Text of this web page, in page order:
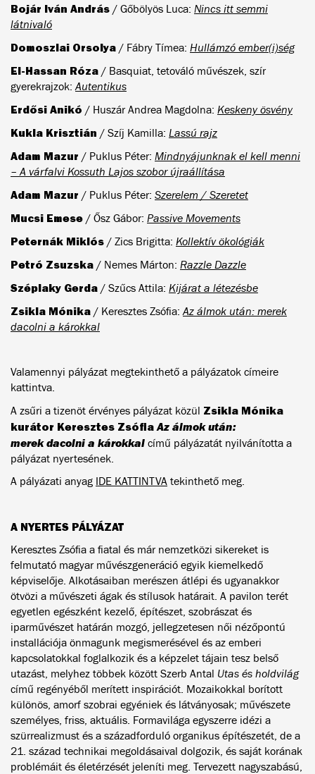
Bojár Iván András / Gőbölyös Luca: Nincs itt semmi
látnivaló
Domoszlai Orsolya / Fábry Tímea: Hullámzó ember(i)ség
El-Hassan Róza / Basquiat, tetováló művészek, szír
gyerekrajzok:Autentikus
Erdősi Anikó / Huszár Andrea Magdolna: Keskeny ösvény
Kukla Krisztián / Szíj Kamilla: Lassú rajz
Adam Mazur / Puklus Péter: Mindnyájunknak el kell menni
– A várfalvi Kossuth Lajos szobor újraállítása
Adam Mazur / Puklus Péter: Szerelem / Szeretet
Mucsi Emese / Ősz Gábor: Passive Movements
Peternák Miklós / Zics Brigitta: Kollektív ökológiák
Petró Zsuzska / Nemes Márton: Razzle Dazzle
Széplaky Gerda / Szűcs Attila: Kijárat a létezésbe
Zsikla Mónika / Keresztes Zsófia:Az álmok után: merek
dacolni a károkkal
Valamennyi pályázat megtekinthető a pályázatok címeire
kattintva.
A zsűri a tizenöt érvényes pályázat közül Zsikla Mónika
kurátor Keresztes Zsófia Az álmok után:
merek dacolni a károkkal című pályázatát nyilvánította a
pályázat nyertesének.
A pályázati anyag IDE KATTINTVA tekinthető meg.
A NYERTES PÁLYÁZAT
Keresztes Zsófia a fiatal és már nemzetközi sikereket is
felmutató magyar művészgeneráció egyik kiemelkedő
képviselője. Alkotásaiban merészen átlépi és ugyanakkor
ötvözi a művészeti ágak és stílusok határait. A pavilon terét
egyetlen egészként kezelő, építészet, szobrászat és
iparművészet határán mozgó, jellegzetesen női nézőpontú
installációja önmagunk megismerésével és az emberi
kapcsolatokkal foglalkozik és a képzelet tájain tesz belső
utazást, melyhez többek között Szerb Antal Utas és holdvilág
című regényéből merített inspirációt. Mozaikokkal borított
különös, amorf szobrai egyéniek és látványosak; művészete
személyes, friss, aktuális. Formavilága egyszerre idézi a
szürrealizmust és a századforduló organikus építészetét, de a
21. század technikai megoldásaival dolgozik, és saját korának
problémáit és életérzését jeleníti meg. Tervezett nagyszabású,